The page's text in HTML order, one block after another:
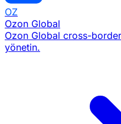
OZ
Ozon Global
Ozon Global cross-border
yönetin.